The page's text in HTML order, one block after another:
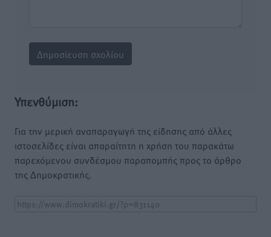
Υπενθύμιση:
Για την μερική αναπαραγωγή της είδησης από άλλες
ιστοσελίδες είναι απαραίτητη η χρήση του παρακάτω
παρεχόμενου συνδέσμου παραπομπής προς το άρθρο
της Δημοκρατικής.